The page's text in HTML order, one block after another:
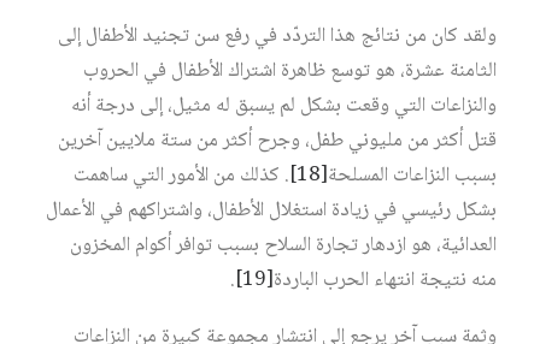
ولقد كان من نتائج هذا التردّد في رفع سن تجنيد الأطفال إلى
الثامنة عشرة، هو توسع ظاهرة اشتراك الأطفال في الحروب
والنزاعات التي وقعت بشكل لم يسبق له مثيل، إلى درجة أنه
قتل أكثر من مليوني طفل، وجرح أكثر من ستة ملايين آخرين
بسبب النزاعات المسلحة[18]
. كذلك من الأمور التي ساهمت
بشكل رئيسي في زيادة استغلال الأطفال، واشتراكهم في الأعمال
العدائية، هو ازدهار تجارة السلاح بسبب توافر أكوام المخزون
منه نتيجة انتهاء الحرب الباردة[19]
.